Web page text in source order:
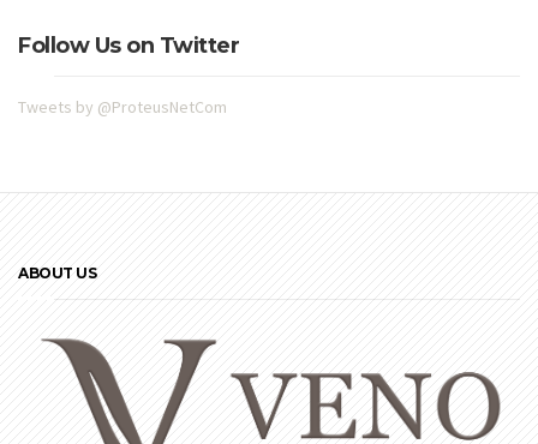
Follow Us on Twitter
Tweets by @ProteusNetCom
ABOUT US